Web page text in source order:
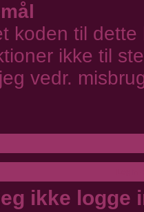
koden til dette
ikke til
vedr.
ikke logge